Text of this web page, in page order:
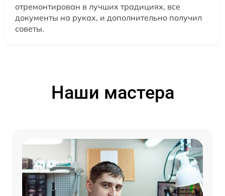
отремонтирован в лучших традициях, все
документы на руках, и дополнительно получил
советы.
Наши мастера